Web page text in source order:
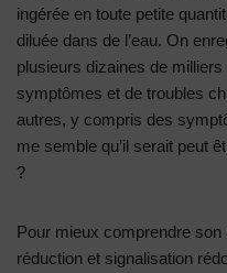
ingérée en toute petite
diluée dans de l’eau. On
plusieurs dizaines de
symptômes et de troubles
autres, y compris des
me semble qu’il serait peut
?
Pour mieux comprendre
réduction et signalisation